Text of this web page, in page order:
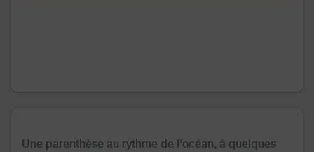
Une parenthèse au rythme de l'océan, à quelques